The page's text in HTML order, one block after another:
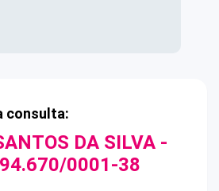
consulta:
DA SILVA -
0001-38